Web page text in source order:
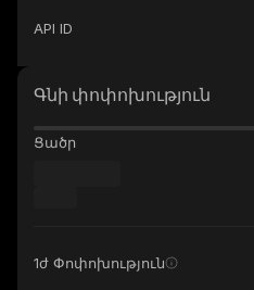
API ID
Գնի փոփոխություն
Ցածր
1ժ Փոփոխություն